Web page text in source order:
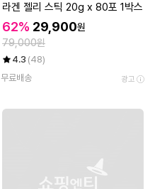
라겐 젤리 스틱 20g x 80포 1박스
62% 29,900원
79,000원
4.3 (48)
무료배송
광고